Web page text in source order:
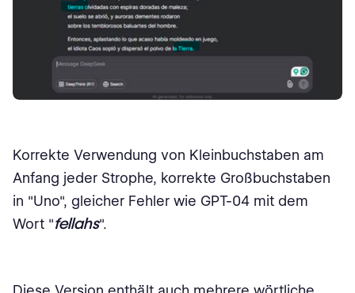
Korrekte Verwendung von Kleinbuchstaben am
Anfang jeder Strophe, korrekte Großbuchstaben
in "Uno", gleicher Fehler wie GPT-04 mit dem
Wort "fellahs".